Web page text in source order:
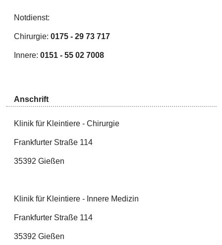
Notdienst:
Chirurgie: 0175 - 29 73 717
Innere: 0151 - 55 02 7008
Anschrift
Klinik für Kleintiere - Chirurgie
Frankfurter Straße 114
35392 Gießen
Klinik für Kleintiere - Innere Medizin
Frankfurter Straße 114
35392 Gießen